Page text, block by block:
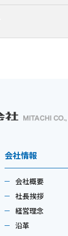
会社情報
会社概要
社長挨拶
経営理念
沿革